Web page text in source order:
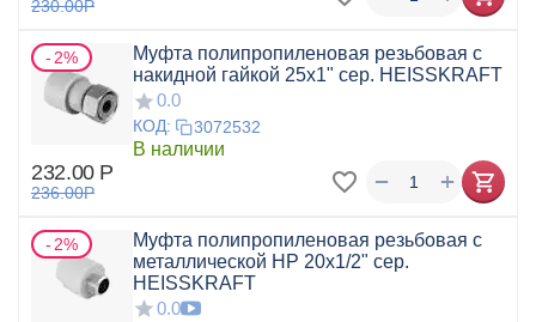
230.00Р
2%
Муфта полипропиленовая резьбовая с
накидной гайкой 25x1" сер. HEISSKRAFT
0.0
КОД: 3072532
В наличии
232.00 Р
236.00Р +
−
2%
Муфта полипропиленовая резьбовая с
металлической НР 20x1/2" сер.
HEISSKRAFT
0.0